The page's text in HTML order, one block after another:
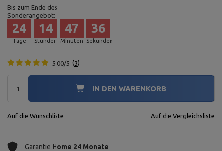
Bis zum Ende des
Sonderangebot:
Tage
24
Stunden
14
Minuten
47
Sekunden
35
5.00/5 3
IN DEN WARENKORB
Auf die Wunschliste Auf die Vergleichsliste
Garantie Home 24 Monate